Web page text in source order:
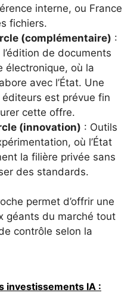
interne, ou France
fichiers.
(complémentaire) :
de documents
électronique, où la
avec l’État. Une
est prévue fin
cette offre.
(innovation) : Outils
où l’État
la filière privée sans
des standards.
permet d’offrir une
géants du marché tout
contrôle selon la
investissements IA :